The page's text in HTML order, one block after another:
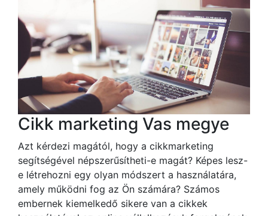
Cikk marketing Vas megye
Azt kérdezi magától, hogy a cikkmarketing
segítségével népszerűsítheti-e magát? Képes lesz-
e létrehozni egy olyan módszert a használatára,
amely működni fog az Ön számára? Számos
embernek kiemelkedő sikere van a cikkek